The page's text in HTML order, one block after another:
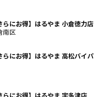
らにお得】はるやま 小倉徳力店
南区
らにお得】はるやま 高松バイパ
らにお得】はるやま 宇多津店